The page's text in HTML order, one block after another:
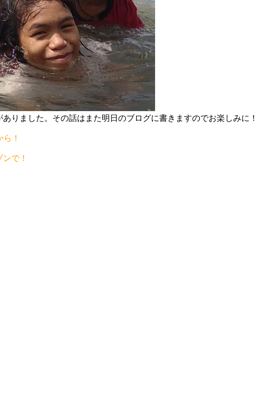
りました。その話はまた明日のブログに書きますのでお楽しみに！
！
で！